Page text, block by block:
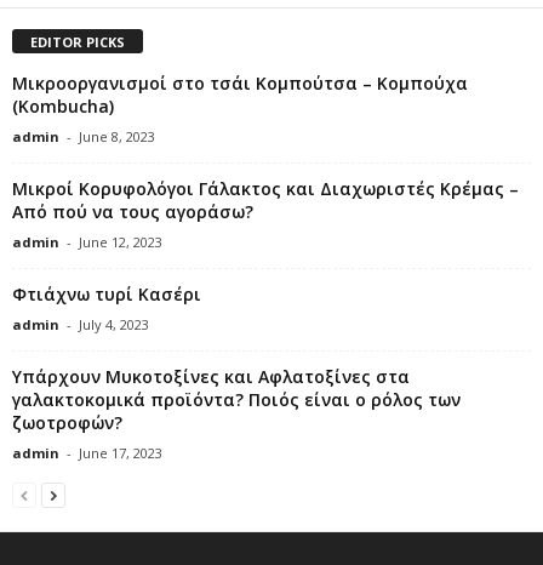
EDITOR PICKS
Μικροοργανισμοί στο τσάι Κομπούτσα – Κομπούχα
(Kombucha)
admin - June 8, 2023
Μικροί Κορυφολόγοι Γάλακτος και Διαχωριστές Κρέμας –
Από πού να τους αγοράσω?
admin - June 12, 2023
Φτιάχνω τυρί Κασέρι
admin - July 4, 2023
Υπάρχουν Μυκοτοξίνες και Αφλατοξίνες στα
γαλακτοκομικά προϊόντα? Ποιός είναι ο ρόλος των
ζωοτροφών?
admin - June 17, 2023